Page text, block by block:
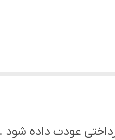
عودت داده شود .